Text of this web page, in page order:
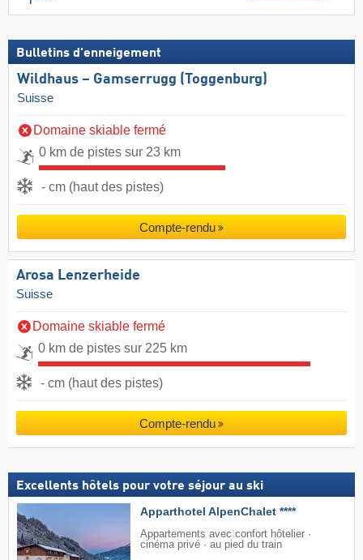
Bulletins d'enneigement
Wildhaus – Gamserrugg (Toggenburg)
Suisse
Domaine skiable fermé
0 km de pistes sur 23 km
- cm (haut des pistes)
Compte-rendu
Arosa Lenzerheide
Suisse
Domaine skiable fermé
0 km de pistes sur 225 km
- cm (haut des pistes)
Compte-rendu
Excellents hôtels pour votre séjour au ski
Apparthotel AlpenChalet ****
Appartements avec confort hôtelier ·
cinéma privé · au pied du train